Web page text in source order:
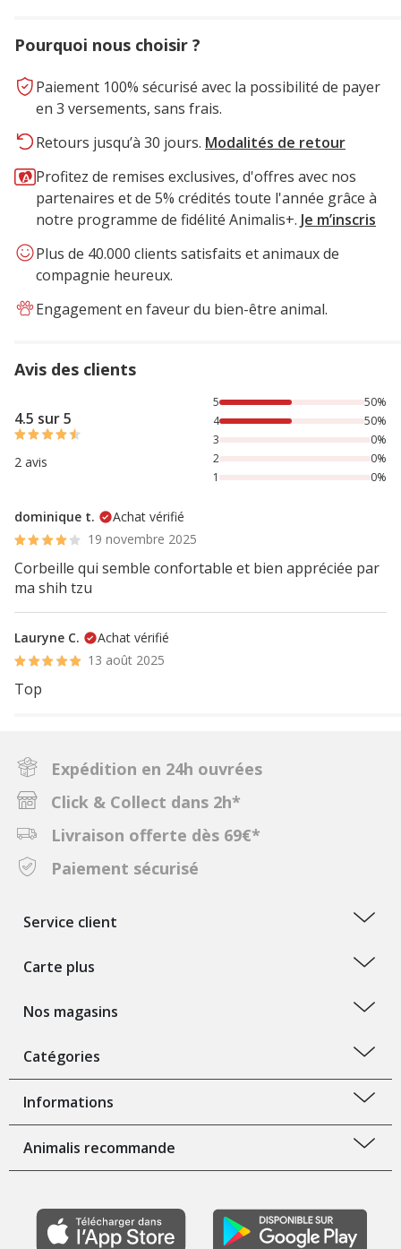
Pourquoi nous choisir ?
Paiement 100% sécurisé avec la possibilité de payer
en 3 versements, sans frais.
Retours jusqu’à 30 jours. Modalités de retour
Profitez de remises exclusives, d'offres avec nos
partenaires et de 5% crédités toute l'année grâce à
notre programme de fidélité Animalis+. Je m’inscris
Plus de 40.000 clients satisfaits et animaux de
compagnie heureux.
Engagement en faveur du bien-être animal.
Avis des clients
4.5 sur 5
2 avis
50% des personnes lont noté avec {1} étoiles, 50% des
5
50%
4
50%
3
0%
2
0%
1
0%
dominique t.
Achat vérifié
19 novembre 2025
Corbeille qui semble confortable et bien appréciée par
ma shih tzu
Lauryne C.
Achat vérifié
13 août 2025
Top
Expédition en 24h ouvrées
Click & Collect dans 2h*
Livraison offerte dès 69€*
Paiement sécurisé
Service client
Carte plus
Nos magasins
Catégories
Informations
Animalis recommande